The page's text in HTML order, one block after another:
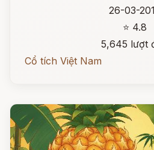
26-03-
⭐ 4.8
5,645 lượt
Cổ tích Việt Nam